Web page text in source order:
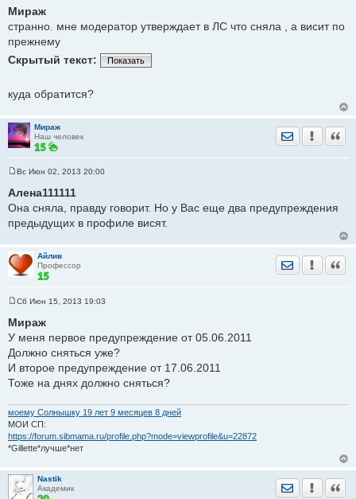
о
б
щ
е
и
Мираж
странно. мне модератор утверждает в ЛС что сняла , а висит по
прежнему
Скрытый текст:
Показать
куда обратится?
Мираж
Наш человек
Отправить
о
б
е
и
е
Вс Июн 02, 2013 20:00
Алена111111
Она сняла, правду говорит. Но у Вас еще два предупреждения
предыдущих в профиле висят.
Айлив
Профессор
Отправить
о
б
е
н
е
Сб Июн 15, 2013 19:03
Мираж
У меня первое предупреждение от 05.06.2011
Должно сняться уже?
И второе предупреждение от 17.06.2011
Тоже на днях должно сняться?
моему Солнышку 19 лет 9 месяцев 8 дней
МОИ СП:
https://forum.sibmama.ru/profile.php?mode=viewprofile&u=22872
*Gillette*лучше*нет
Nastik
Академик
Отправить